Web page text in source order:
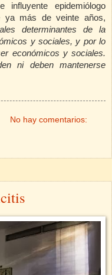
epidemiólogo
ya más de veinte años,
determinantes de la
y sociales, y por lo
económicos y sociales.
ni deben mantenerse
No hay comentarios: